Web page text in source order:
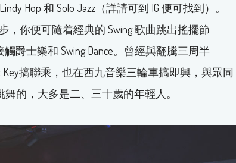
Hop 和 Solo Jazz（詳請可到 IG 便可找到）。
，你便可隨着經典的 Swing 歌曲跳出搖擺節
爵士樂和 Swing Dance。曾經與翻騰三周半
Key搞聯乘，也在西九音樂三輪車搞即興，與眾同
的，大多是二、三十歲的年輕人。